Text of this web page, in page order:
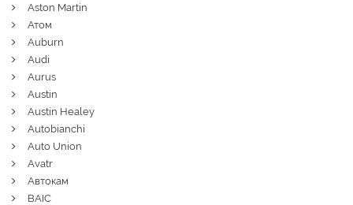
Aston Martin
Атом
Auburn
Audi
Aurus
Austin
Austin Healey
Autobianchi
Auto Union
Avatr
Автокам
BAIC